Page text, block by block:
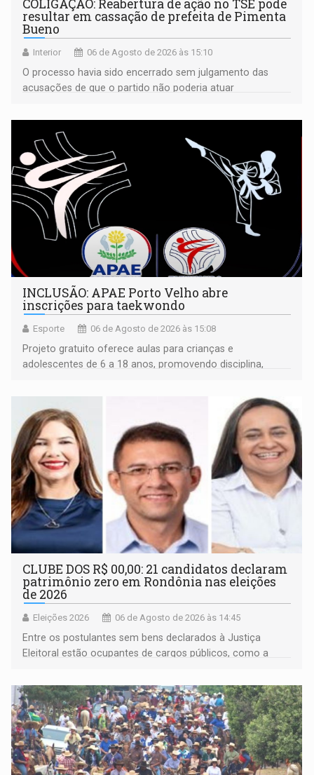
COLIGAÇÃO: Reabertura de ação no TSE pode
resultar em cassação de prefeita de Pimenta
Bueno
Interior 06 de Agosto de 2026 às 15:10
O processo havia sido encerrado sem julgamento das
acusações de que o partido não poderia atuar
INCLUSÃO: APAE Porto Velho abre
inscrições para taekwondo
Esporte 06 de Agosto de 2026 às 15:08
Projeto gratuito oferece aulas para crianças e
adolescentes de 6 a 18 anos, promovendo disciplina,
CLUBE DOS R$ 00,00: 21 candidatos declaram
patrimônio zero em Rondônia nas eleições
de 2026
Eleições 2026 06 de Agosto de 2026 às 14:45
Entre os postulantes sem bens declarados à Justiça
Eleitoral estão ocupantes de cargos públicos, como a
Pedro Geovar (PP) e a vice-prefeita Magna dos Anjos
(NOVO)